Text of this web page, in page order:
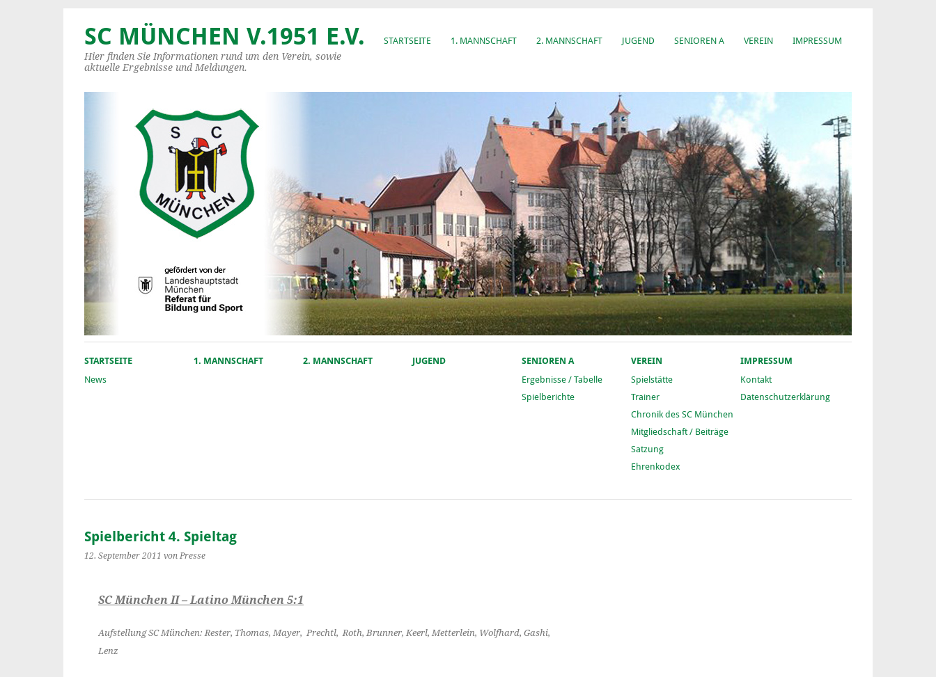
STARTSEITE 1. MANNSCHAFT 2. MANNSCHAFT JUGEND SENIOREN A VEREIN IMPRESSUM
SC MÜNCHEN V.1951 E.V.
Hier finden Sie Informationen rund um den Verein, sowie
aktuelle Ergebnisse und Meldungen.
STARTSEITE
News
1. MANNSCHAFT 2. MANNSCHAFT JUGEND
SENIOREN A
Ergebnisse / Tabelle
Spielberichte
VEREIN
Spielstätte
Trainer
Chronik des SC München
Mitgliedschaft / Beiträge
Satzung
Ehrenkodex
IMPRESSUM
Kontakt
Datenschutzerklärung
Spielbericht 4. Spieltag
12. September 2011 von Presse
SC München II – Latino München 5:1
Aufstellung SC München: Rester, Thomas, Mayer, Prechtl, Roth, Brunner, Keerl, Metterlein, Wolfhard, Gashi,
Lenz